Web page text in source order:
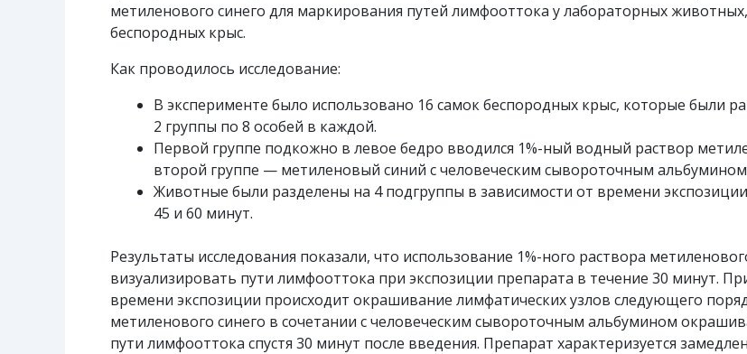
метиленового синего для маркирования путей лимфооттока у лабораторных
беспородных крыс.
Как проводилось исследование:
В эксперименте было использовано 16 самок беспородных крыс, которые были
2 группы по 8 особей в каждой.
Первой группе подкожно в левое бедро вводился 1%-ный водный раствор
второй группе — метиленовый синий с человеческим сывороточным
Животные были разделены на 4 подгруппы в зависимости от времени
45 и 60 минут.
Результаты исследования показали, что использование 1%-ного раствора
визуализировать пути лимфооттока при экспозиции препарата в течение 30 минут.
времени экспозиции происходит окрашивание лимфатических узлов следующего
метиленового синего в сочетании с человеческим сывороточным альбумином
пути лимфооттока спустя 30 минут после введения. Препарат характеризуется